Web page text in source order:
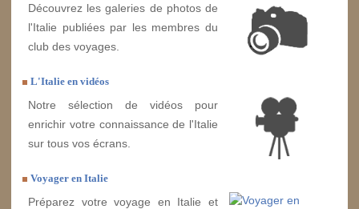
Découvrez les galeries de photos de
l'Italie publiées par les membres du
club des voyages.
L'Italie en vidéos
Notre sélection de vidéos pour
enrichir votre connaissance de l'Italie
sur tous vos écrans.
Voyager en Italie
Préparez votre voyage en Italie et